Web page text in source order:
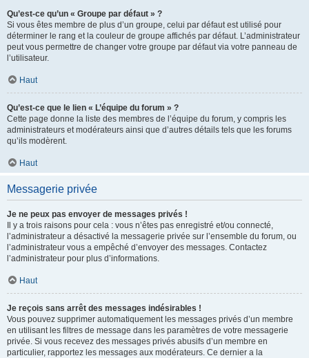
Qu’est-ce qu’un « Groupe par défaut » ?
Si vous êtes membre de plus d’un groupe, celui par défaut est utilisé pour
déterminer le rang et la couleur de groupe affichés par défaut. L’administrateur
peut vous permettre de changer votre groupe par défaut via votre panneau de
l’utilisateur.
Haut
Qu’est-ce que le lien « L’équipe du forum » ?
Cette page donne la liste des membres de l’équipe du forum, y compris les
administrateurs et modérateurs ainsi que d’autres détails tels que les forums
qu’ils modèrent.
Haut
Messagerie privée
Je ne peux pas envoyer de messages privés !
Il y a trois raisons pour cela : vous n’êtes pas enregistré et/ou connecté,
l’administrateur a désactivé la messagerie privée sur l’ensemble du forum, ou
l’administrateur vous a empêché d’envoyer des messages. Contactez
l’administrateur pour plus d’informations.
Haut
Je reçois sans arrêt des messages indésirables !
Vous pouvez supprimer automatiquement les messages privés d’un membre
en utilisant les filtres de message dans les paramètres de votre messagerie
privée. Si vous recevez des messages privés abusifs d’un membre en
particulier, rapportez les messages aux modérateurs. Ce dernier a la